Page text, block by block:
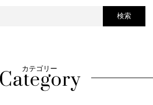
検索
カテゴリー